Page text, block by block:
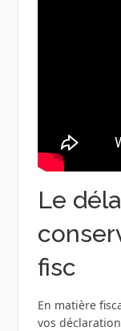
Le
fisc
En matière
vos